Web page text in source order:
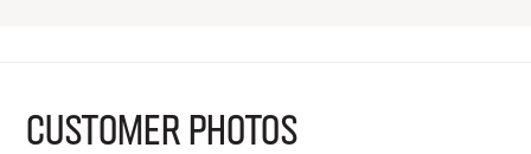
CUSTOMER PHOTOS